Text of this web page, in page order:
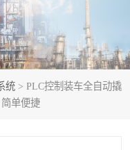
统 > PLC控制装车全自动撬
单便捷
低温鹤管
气鹤管
梯栈台